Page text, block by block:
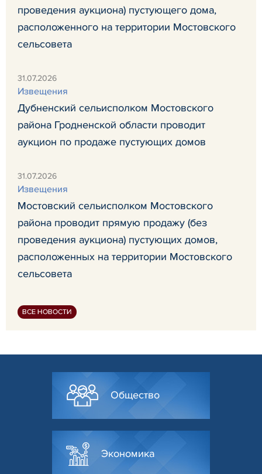
проведения аукциона) пустующего дома,
расположенного на территории Мостовского
сельсовета
31.07.2026
Извещения
Дубненский сельисполком Мостовского
района Гродненской области проводит
аукцион по продаже пустующих домов
31.07.2026
Извещения
Мостовский сельисполком Мостовского
района проводит прямую продажу (без
проведения аукциона) пустующих домов,
расположенных на территории Мостовского
сельсовета
ВСЕ НОВОСТИ
Общество
Экономика